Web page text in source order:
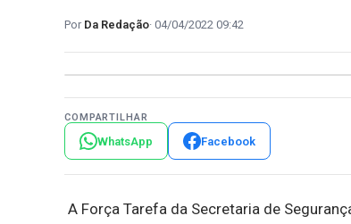
Da Redação 04/04/2022 09:42
COMPARTILHAR
WhatsApp Facebook
A Força Tarefa da Secretaria de